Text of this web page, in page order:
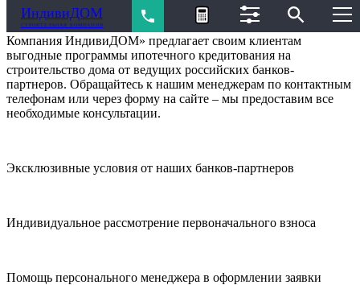
Программы ипотечного кредитования от банков-партнеров
Компания ИндивиДОМ» предлагает своим клиентам
выгодные программы ипотечного кредитования на
строительство дома от ведущих российских банков-
партнеров. Обращайтесь к нашим менеджерам по контактным
телефонам или через форму на сайте – мы предоставим все
необходимые консультации.
Эксклюзивные условия от наших банков-партнеров
Индивидуальное рассмотрение первоначального взноса
Помощь персонального менеджера в оформлении заявки
ИндивиДОМ
СТРОИТЕЛЬНАЯ КОМПАНИЯ